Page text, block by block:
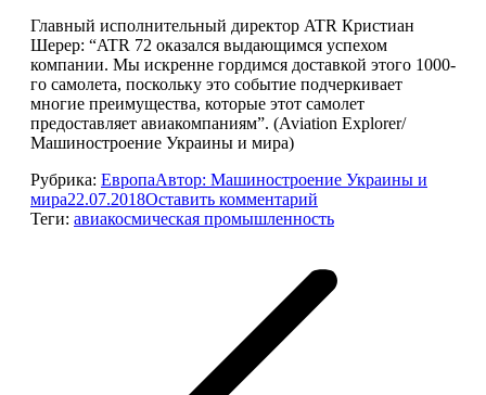
Главный исполнительный директор ATR Кристиан
Шерер: “ATR 72 оказался выдающимся успехом
компании. Мы искренне гордимся доставкой этого 1000-
го самолета, поскольку это событие подчеркивает
многие преимущества, которые этот самолет
предоставляет авиакомпаниям”. (Aviation Explorer/
Машиностроение Украины и мира)
Рубрика: ЕвропаАвтор: Машиностроение Украины и
мира22.07.2018Оставить комментарий
Теги: авиакосмическая промышленность